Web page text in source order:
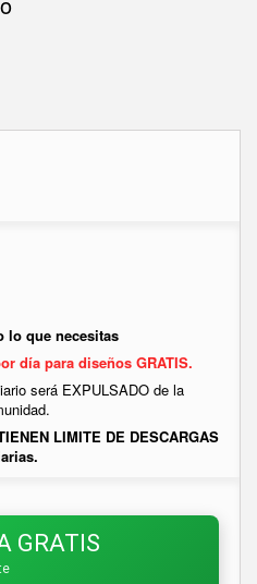
lo que necesitas
día para diseños GRATIS.
será EXPULSADO de la
LIMITE DE DESCARGAS
GRATIS